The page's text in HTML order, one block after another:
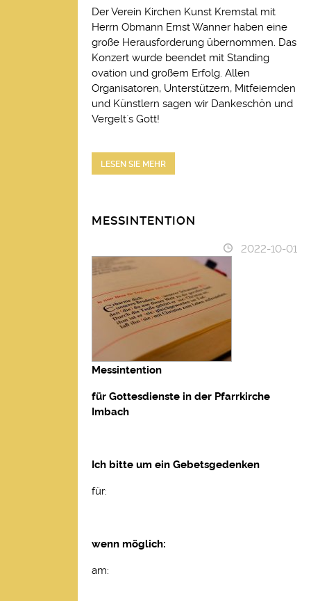
Der Verein Kirchen Kunst Kremstal mit
Herrn Obmann Ernst Wanner haben eine
große Herausforderung übernommen. Das
Konzert wurde beendet mit Standing
ovation und großem Erfolg. Allen
Organisatoren, Unterstützern, Mitfeiernden
und Künstlern sagen wir Dankeschön und
Vergelt`s Gott!
LESEN SIE MEHR
MESSINTENTION
2022-10-01
Messintention
für Gottesdienste in der Pfarrkirche
Imbach
Ich bitte um ein Gebetsgedenken
für:
wenn möglich:
am: